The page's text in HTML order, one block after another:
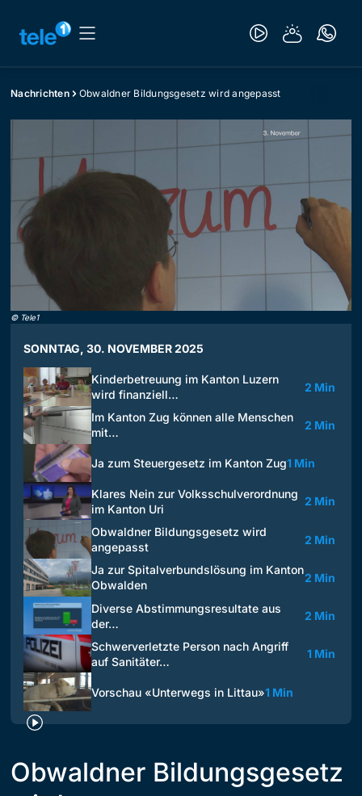
Nachrichten Obwaldner Bildungsgesetz wird angepasst
© Tele1
SONNTAG, 30. NOVEMBER 2025
Kinderbetreuung im Kanton Luzern
wird finanziell…
2 Min
Im Kanton Zug können alle Menschen
mit…
2 Min
Ja zum Steuergesetz im Kanton Zug1 Min
Klares Nein zur Volksschulverordnung
im Kanton Uri
2 Min
Obwaldner Bildungsgesetz wird
angepasst
2 Min
Ja zur Spitalverbundslösung im Kanton
Obwalden
2 Min
Diverse Abstimmungsresultate aus
der…
2 Min
Schwerverletzte Person nach Angriff
auf Sanitäter…
1 Min
Vorschau «Unterwegs in Littau»1 Min
Obwaldner Bildungsgesetz